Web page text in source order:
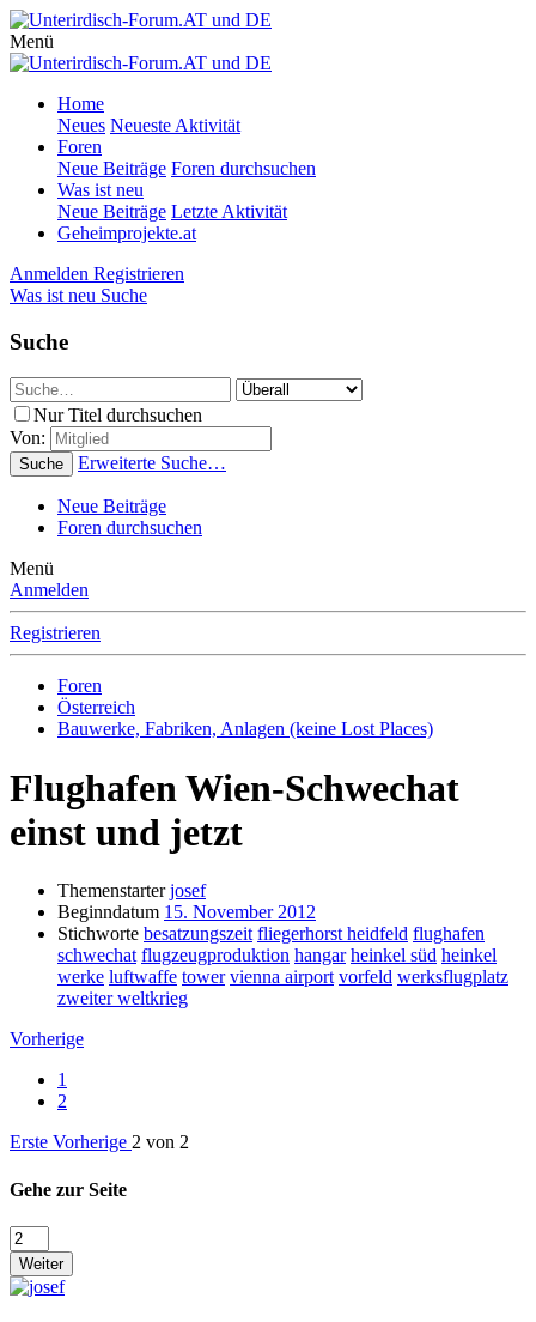
Menü
Home
Neues Neueste Aktivität
Foren
Neue Beiträge Foren durchsuchen
Was ist neu
Neue Beiträge Letzte Aktivität
Geheimprojekte.at
Anmelden Registrieren
Was ist neu Suche
Suche
Nur Titel durchsuchen
Von:
Suche Erweiterte Suche…
Neue Beiträge
Foren durchsuchen
Menü
Anmelden
Registrieren
Foren
Österreich
Bauwerke, Fabriken, Anlagen (keine Lost Places)
Flughafen Wien-Schwechat
einst und jetzt
Themenstarter josef
Beginndatum 15. November 2012
Stichworte besatzungszeit fliegerhorst heidfeld flughafen
schwechat flugzeugproduktion hangar heinkel süd heinkel
werke luftwaffe tower vienna airport vorfeld werksflugplatz
zweiter weltkrieg
Vorherige
1
2
Erste Vorherige 2 von 2
Gehe zur Seite
Weiter